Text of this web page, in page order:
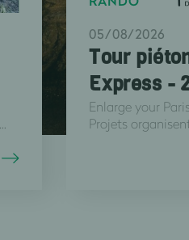
05/08/2026
Tour
Express -
Enlarge your
Projets